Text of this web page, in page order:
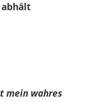
abhält
mein wahres